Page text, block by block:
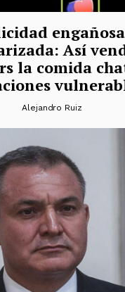
Así
la comida
Alejandro Ruiz